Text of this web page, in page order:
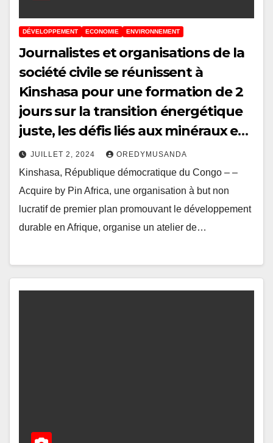
DÉVELOPPEMENT ECONOMIE ENVIRONNEMENT
Journalistes et organisations de la
société civile se réunissent à
Kinshasa pour une formation de 2
jours sur la transition énergétique
juste, les défis liés aux minéraux et
les données ouvertes
JUILLET 2, 2024 OREDYMUSANDA
Kinshasa, République démocratique du Congo – –
Acquire by Pin Africa, une organisation à but non
lucratif de premier plan promouvant le développement
durable en Afrique, organise un atelier de…